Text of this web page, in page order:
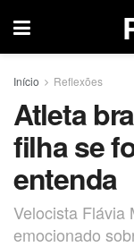
Início Reflexões
Atleta
filha se
entenda
Velocista Flávia
emocionado